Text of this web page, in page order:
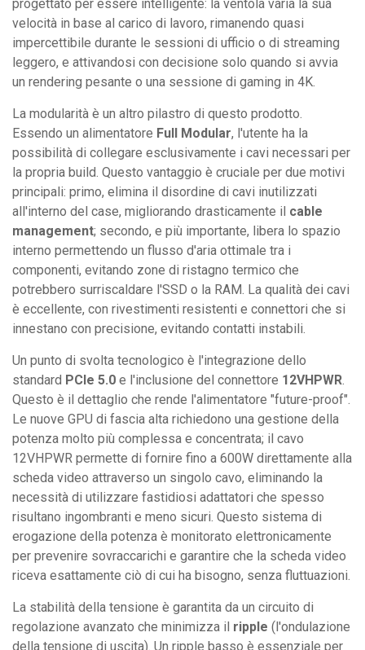
progettato per essere intelligente: la ventola varia la sua
velocità in base al carico di lavoro, rimanendo quasi
impercettibile durante le sessioni di ufficio o di streaming
leggero, e attivandosi con decisione solo quando si avvia
un rendering pesante o una sessione di gaming in 4K.
La modularità è un altro pilastro di questo prodotto.
Essendo un alimentatore Full Modular, l'utente ha la
possibilità di collegare esclusivamente i cavi necessari per
la propria build. Questo vantaggio è cruciale per due motivi
principali: primo, elimina il disordine di cavi inutilizzati
all'interno del case, migliorando drasticamente il cable
management; secondo, e più importante, libera lo spazio
interno permettendo un flusso d'aria ottimale tra i
componenti, evitando zone di ristagno termico che
potrebbero surriscaldare l'SSD o la RAM. La qualità dei cavi
è eccellente, con rivestimenti resistenti e connettori che si
innestano con precisione, evitando contatti instabili.
Un punto di svolta tecnologico è l'integrazione dello
standard PCIe 5.0 e l'inclusione del connettore 12VHPWR
Questo è il dettaglio che rende l'alimentatore "future-proof".
Le nuove GPU di fascia alta richiedono una gestione della
potenza molto più complessa e concentrata; il cavo
12VHPWR permette di fornire fino a 600W direttamente alla
scheda video attraverso un singolo cavo, eliminando la
necessità di utilizzare fastidiosi adattatori che spesso
risultano ingombranti e meno sicuri. Questo sistema di
erogazione della potenza è monitorato elettronicamente
per prevenire sovraccarichi e garantire che la scheda video
riceva esattamente ciò di cui ha bisogno, senza fluttuazioni.
La stabilità della tensione è garantita da un circuito di
regolazione avanzato che minimizza il ripple (l'ondulazione
della tensione di uscita). Un ripple basso è essenziale per